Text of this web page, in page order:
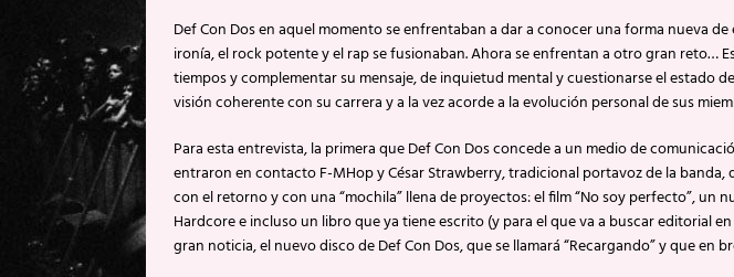
Def Con Dos en aquel momento se enfrentaban a dar a conocer una forma nueva
ironía, el rock potente y el rap se fusionaban. Ahora se enfrentan a otro gran reto…
tiempos y complementar su mensaje, de inquietud mental y cuestionarse el estado
visión coherente con su carrera y a la vez acorde a la evolución personal de sus
Para esta entrevista, la primera que Def Con Dos concede a un medio de
entraron en contacto F-MHop y César Strawberry, tradicional portavoz de la banda,
con el retorno y con una “mochila” llena de proyectos: el film “No soy perfecto”, un
Hardcore e incluso un libro que ya tiene escrito (y para el que va a buscar editorial
gran noticia, el nuevo disco de Def Con Dos, que se llamará “Recargando” y que en